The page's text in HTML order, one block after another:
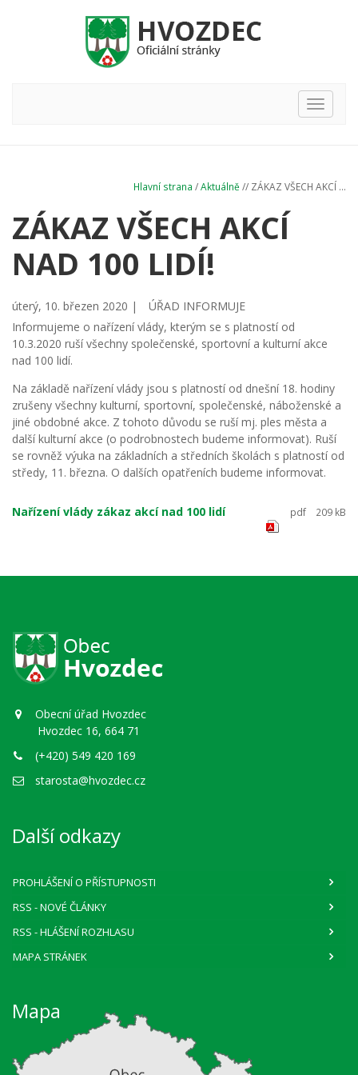
Hlavní
nabídka
Hlavní strana /Aktuálně // ZÁKAZ VŠECH AKCÍ ...
ZÁKAZ VŠECH AKCÍ
NAD 100 LIDÍ!
úterý, 10. březen 2020 |
ÚŘAD INFORMUJE
Informujeme o nařízení vlády, kterým se s platností od
10.3.2020 ruší všechny společenské, sportovní a kulturní akce
nad 100 lidí.
Na základě nařízení vlády jsou s platností od dnešní 18. hodiny
zrušeny všechny kulturní, sportovní, společenské, náboženské a
jiné obdobné akce. Z tohoto důvodu se ruší mj. ples města a
další kulturní akce (o podrobnostech budeme informovat). Ruší
se rovněž výuka na základních a středních školách s platností od
středy, 11. března. O dalších opatřeních budeme informovat.
Nařízení vlády zákaz akcí nad 100 lidí pdf 209 kB
Obecní úřad Hvozdec
Hvozdec 16, 664 71
(+420) 549 420 169
starosta@hvozdec.cz
Další odkazy
PROHLÁŠENÍ O PŘÍSTUPNOSTI
RSS - NOVÉ ČLÁNKY
RSS - HLÁŠENÍ ROZHLASU
MAPA STRÁNEK
Mapa